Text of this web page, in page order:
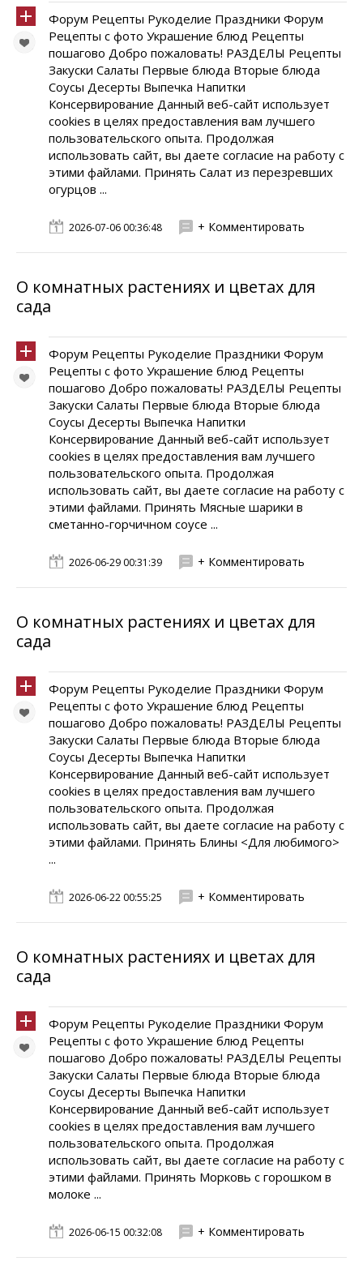
Форум Рецепты Рукоделие Праздники Форум
Рецепты с фото Украшение блюд Рецепты
пошагово Добро пожаловать! РАЗДЕЛЫ Рецепты
Закуски Салаты Первые блюда Вторые блюда
Соусы Десерты Выпечка Напитки
Консервирование Данный веб-сайт использует
cookies в целях предоставления вам лучшего
пользовательского опыта. Продолжая
использовать сайт, вы даете согласие на работу с
этими файлами. Принять Салат из перезревших
огурцов ...
2026-07-06 00:36:48 + Комментировать
О комнатных растениях и цветах для
сада
Форум Рецепты Рукоделие Праздники Форум
Рецепты с фото Украшение блюд Рецепты
пошагово Добро пожаловать! РАЗДЕЛЫ Рецепты
Закуски Салаты Первые блюда Вторые блюда
Соусы Десерты Выпечка Напитки
Консервирование Данный веб-сайт использует
cookies в целях предоставления вам лучшего
пользовательского опыта. Продолжая
использовать сайт, вы даете согласие на работу с
этими файлами. Принять Мясные шарики в
сметанно-горчичном соусе ...
2026-06-29 00:31:39 + Комментировать
О комнатных растениях и цветах для
сада
Форум Рецепты Рукоделие Праздники Форум
Рецепты с фото Украшение блюд Рецепты
пошагово Добро пожаловать! РАЗДЕЛЫ Рецепты
Закуски Салаты Первые блюда Вторые блюда
Соусы Десерты Выпечка Напитки
Консервирование Данный веб-сайт использует
cookies в целях предоставления вам лучшего
пользовательского опыта. Продолжая
использовать сайт, вы даете согласие на работу с
этими файлами. Принять Блины <Для любимого>
...
2026-06-22 00:55:25 + Комментировать
О комнатных растениях и цветах для
сада
Форум Рецепты Рукоделие Праздники Форум
Рецепты с фото Украшение блюд Рецепты
пошагово Добро пожаловать! РАЗДЕЛЫ Рецепты
Закуски Салаты Первые блюда Вторые блюда
Соусы Десерты Выпечка Напитки
Консервирование Данный веб-сайт использует
cookies в целях предоставления вам лучшего
пользовательского опыта. Продолжая
использовать сайт, вы даете согласие на работу с
этими файлами. Принять Морковь с горошком в
молоке ...
2026-06-15 00:32:08 + Комментировать